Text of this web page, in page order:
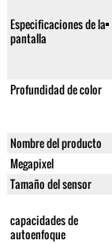
Especificaciones de la
pantalla
Profundidad de color
Nombre del producto
Megapixel
Tamaño del sensor
capacidades de
autoenfoque